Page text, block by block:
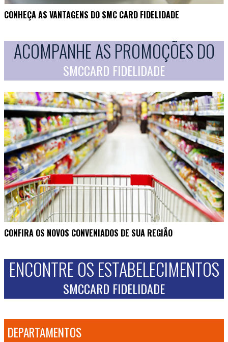
CONHEÇA AS VANTAGENS DO SMC CARD FIDELIDADE
ACOMPANHE AS PROMOÇÕES DO
SMCCARD FIDELIDADE
CONFIRA OS NOVOS CONVENIADOS DE SUA REGIÃO
ENCONTRE OS ESTABELECIMENTOS
SMCCARD FIDELIDADE
DEPARTAMENTOS